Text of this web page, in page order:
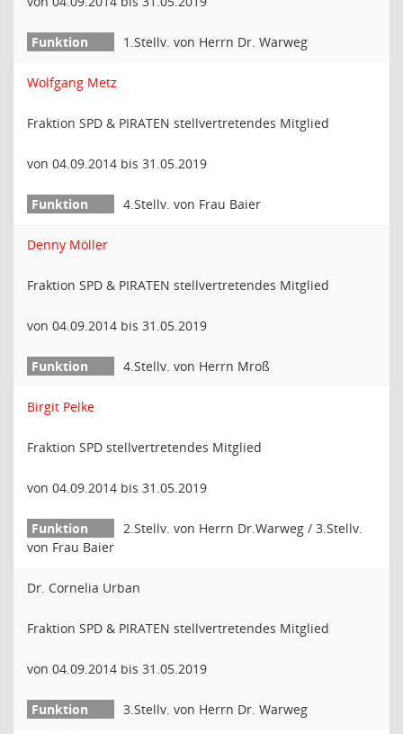
1.Stellv. von Herrn Dr. Warweg
Wolfgang Metz
Fraktion SPD & PIRATEN stellvertretendes Mitglied
von 04.09.2014 bis 31.05.2019
4.Stellv. von Frau Baier
Denny Möller
Fraktion SPD & PIRATEN stellvertretendes Mitglied
von 04.09.2014 bis 31.05.2019
4.Stellv. von Herrn Mroß
Birgit Pelke
Fraktion SPD stellvertretendes Mitglied
von 04.09.2014 bis 31.05.2019
2.Stellv. von Herrn Dr.Warweg / 3.Stellv.
von Frau Baier
Dr. Cornelia Urban
Fraktion SPD & PIRATEN stellvertretendes Mitglied
von 04.09.2014 bis 31.05.2019
3.Stellv. von Herrn Dr. Warweg